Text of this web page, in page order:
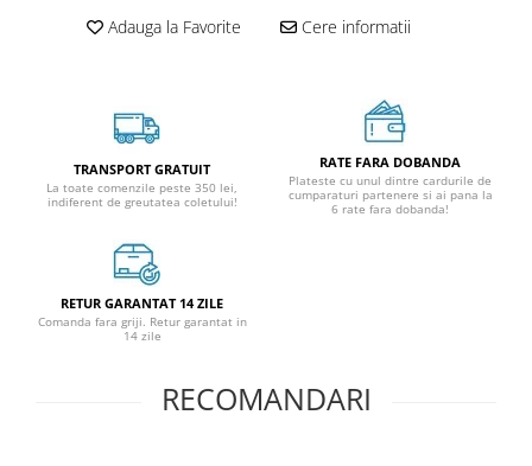
Adauga la Favorite Cere informatii
TRANSPORT GRATUIT
La toate comenzile peste 350 lei,
indiferent de greutatea coletului!
RATE FARA DOBANDA
Plateste cu unul dintre cardurile de
cumparaturi partenere si ai pana la
6 rate fara dobanda!
RETUR GARANTAT 14 ZILE
Comanda fara griji. Retur garantat in
14 zile
RECOMANDARI